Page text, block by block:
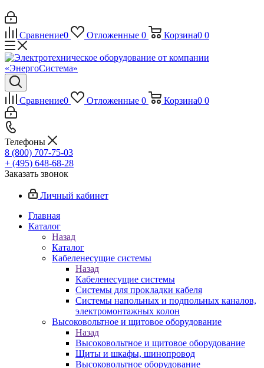
Сравнение0 Отложенные 0 Корзина0 0
Сравнение0 Отложенные 0 Корзина0 0
Телефоны
8 (800) 707-75-03
+ (495) 648-68-28
Заказать звонок
Личный кабинет
Главная
Каталог
Назад
Каталог
Кабеленесущие системы
Назад
Кабеленесущие системы
Системы для прокладки кабеля
Системы напольных и подпольных каналов,
электромонтажных колон
Высоковольтное и щитовое оборудование
Назад
Высоковольтное и щитовое оборудование
Щиты и шкафы, шинопровод
Высоковольтное оборудование